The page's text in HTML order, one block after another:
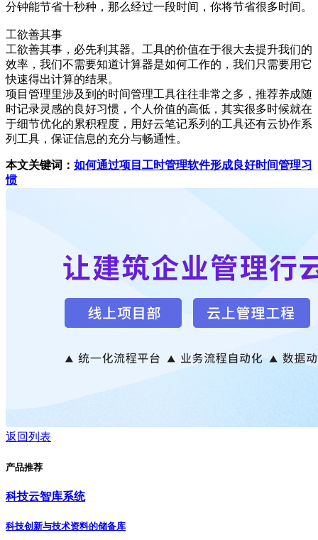
分钟能节省十秒种，那么经过一段时间，你将节省很多时间。
工欲善其事
工欲善其事，必先利其器。工具的价值在于很大去提升我们的
效率，我们不需要知道计算器是如何工作的，我们只需要用它
快速得出计算的结果。
项目管理里涉及到的时间管理工具往往非常之多，推荐养成随
时记录灵感的良好习惯，个人价值的高低，其实很多时候就在
于细节优化的累积程度，用好云笔记系列的工具还有云协作系
列工具，保证信息的充分与畅通性。
本文关键词： 如何通过项目工时管理软件形成良好时间管理习
惯
返回列表
产品推荐
科技云智库系统
科技创新与技术资料的储备库